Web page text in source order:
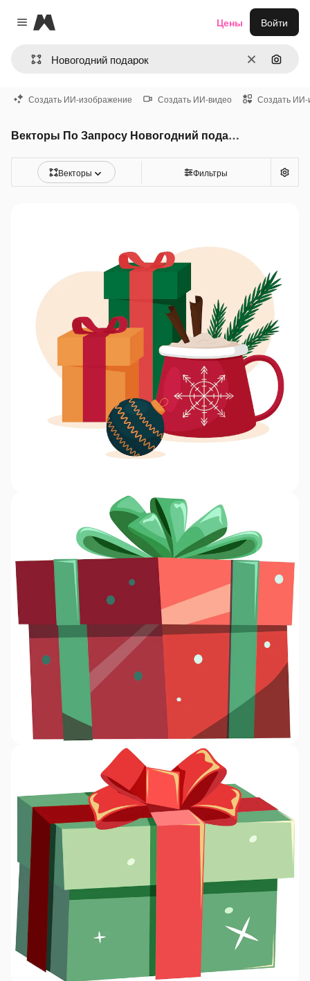
Close menu
Magnific
ОчиститьПоиск
Цены Войти
Создать ИИ-изображение Создать ИИ-видео Создать ИИ-
Векторы По Запросу Новогодний подарок
Векторы Фильтры